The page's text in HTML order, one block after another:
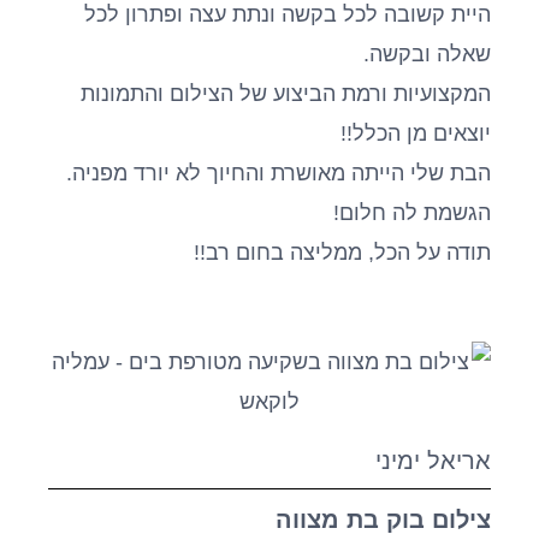
היית קשובה לכל בקשה ונתת עצה ופתרון לכל
שאלה ובקשה.
המקצועיות ורמת הביצוע של הצילום והתמונות
יוצאים מן הכלל!!
הבת שלי הייתה מאושרת והחיוך לא יורד מפניה.
הגשמת לה חלום!
תודה על הכל, ממליצה בחום רב!!
אריאל ימיני
צילום בוק בת מצווה